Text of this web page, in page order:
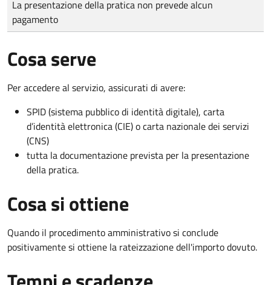
La presentazione della pratica non prevede alcun
pagamento
Cosa serve
Per accedere al servizio, assicurati di avere:
SPID (sistema pubblico di identità digitale), carta
d’identità elettronica (CIE) o carta nazionale dei servizi
(CNS)
tutta la documentazione prevista per la presentazione
della pratica.
Cosa si ottiene
Quando il procedimento amministrativo si conclude
positivamente si ottiene la rateizzazione dell'importo dovuto.